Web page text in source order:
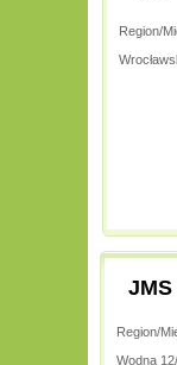
Region/
JMS
Region/
Wodna